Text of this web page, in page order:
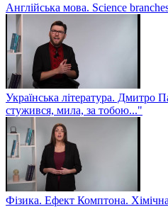
Англійська мова. Sсience
Українська література.
стужився, мила, за тобою..."
Фізика. Ефект Комптона. Хімічна